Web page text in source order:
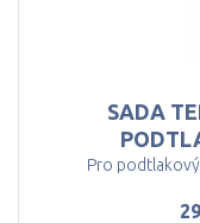
SADA
Pro